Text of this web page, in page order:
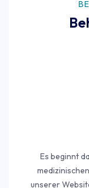
Es beginnt
unserer